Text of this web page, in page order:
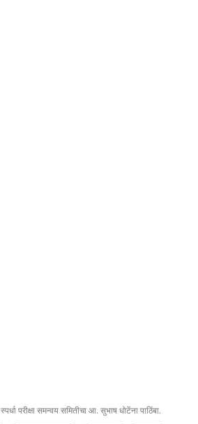
स्पर्धा परीक्षा समन्वय समितीचा आ. सुभाष धोटेंना पाठिंबा.